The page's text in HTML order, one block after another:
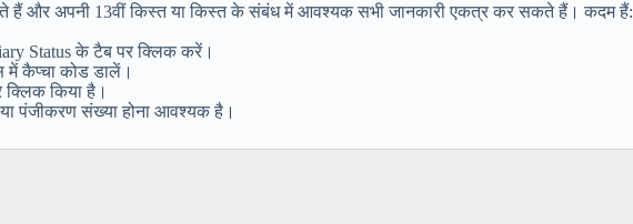
हैं और अपनी 13वीं किस्त या किस्त के संबंध में आवश्यक सभी जानकारी एकत्र कर सकते हैं। कदम हैं:
Status के टैब पर क्लिक करें।
में कैप्चा कोड डालें।
किया है।
पंजीकरण संख्या होना आवश्यक है।